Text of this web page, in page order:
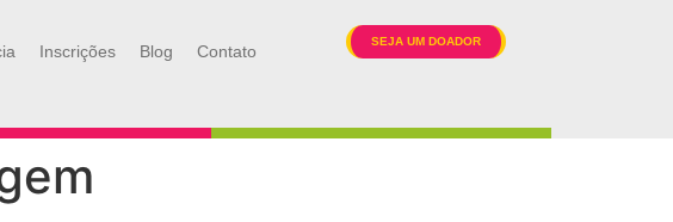
Inscrições Blog Contato
SEJA UM DOADOR